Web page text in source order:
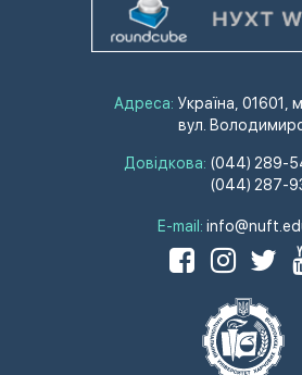
Адреса: Україна, 01601,
вул.
Довідкова: (044) 289-
(044) 287-
E-mail: